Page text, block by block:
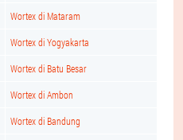
Wortex di Mataram
Wortex di Yogyakarta
Wortex di Batu Besar
Wortex di Ambon
Wortex di Bandung